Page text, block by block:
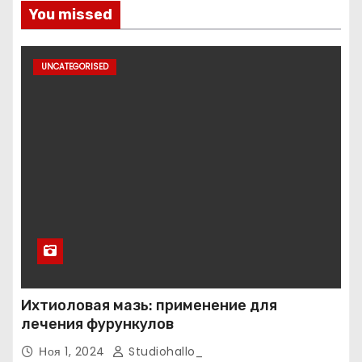
You missed
UNCATEGORISED
Ихтиоловая мазь: применение для
лечения фурункулов
Ноя 1, 2024 Studiohallo_